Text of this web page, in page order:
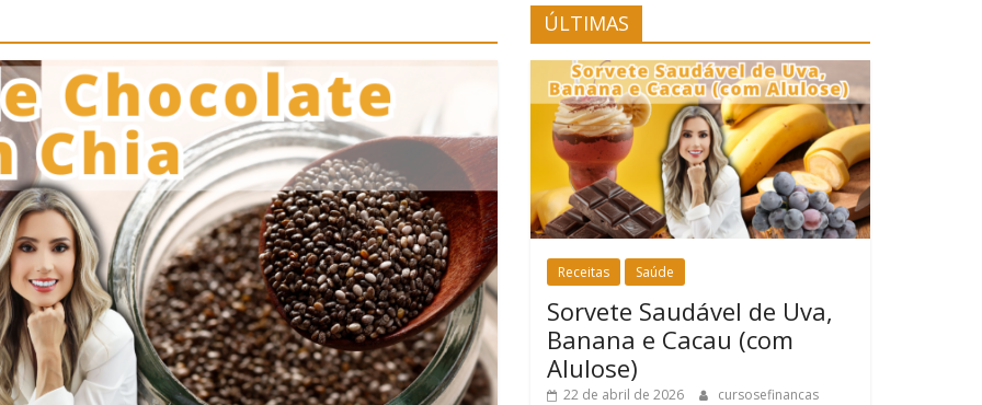
ÚLTIMAS
Receitas Saúde
Sorvete Saudável de Uva,
Banana e Cacau (com
Alulose)
22 de abril de 2026 cursosefinancas